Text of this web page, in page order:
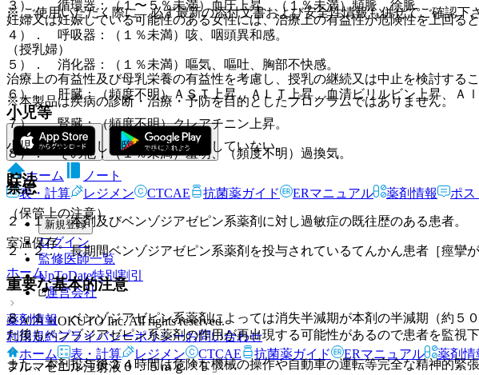
妊婦又は妊娠している可能性のある女性には、治療上の有益性が危険性を上回る
（授乳婦）
治療上の有益性及び母乳栄養の有益性を考慮し、授乳の継続又は中止を検討する
小児等
小児等を対象とした臨床試験は実施していない。
貯法
（保管上の注意）
室温保存。
ホーム
薬剤情報
フルマゼニル注射液０．５ｍｇ「Ｆ」
３）． 循環器：（１〜５％未満）血圧上昇、（１％未満）頻脈、徐脈。
４）． 呼吸器：（１％未満）咳、咽頭異和感。
５）． 消化器：（１％未満）嘔気、嘔吐、胸部不快感。
６）． 肝臓：（頻度不明）ＡＳＴ上昇、ＡＬＴ上昇、血清ビリルビン上昇、Ａｌ
７）． 腎臓：（頻度不明）クレアチニン上昇。
８）． その他：（１％未満）羞明、（頻度不明）過換気。
禁忌
２．１． 本剤及びベンゾジアゼピン系薬剤に対し過敏症の既往歴のある患者。
２．２． 長期間ベンゾジアゼピン系薬剤を投与されているてんかん患者［痙攣が
重要な基本的注意
８．１． ベンゾジアゼピン系薬剤によっては消失半減期が本剤の半減期（約５
た後もベンゾジアゼピン系薬剤の作用が再出現する可能性があるので患者を監視
また、本剤投与後２４時間は危険な機械の操作や自動車の運転等完全な精神的緊
※ ご使用いただく際に、必ず最新の添付文書および安全性情報も併せてご確認下
※本製品は疾病の診断・治療・予防を目的としたプログラムではありません。
ホーム
ノート
表・計算
レジメン CTCAE 抗菌薬ガイド ERマニュアル 薬剤情報 ポス
新規登録
ログイン
監修医師一覧
UpToDate特別割引
運営会社
© 2021 HOKUTO Inc. All rights reserved.
利用規約プライバシーポリシーお問い合わせ
ホーム
表・計算 レジメン CTCAE 抗菌薬ガイド ERマニュアル 薬剤情